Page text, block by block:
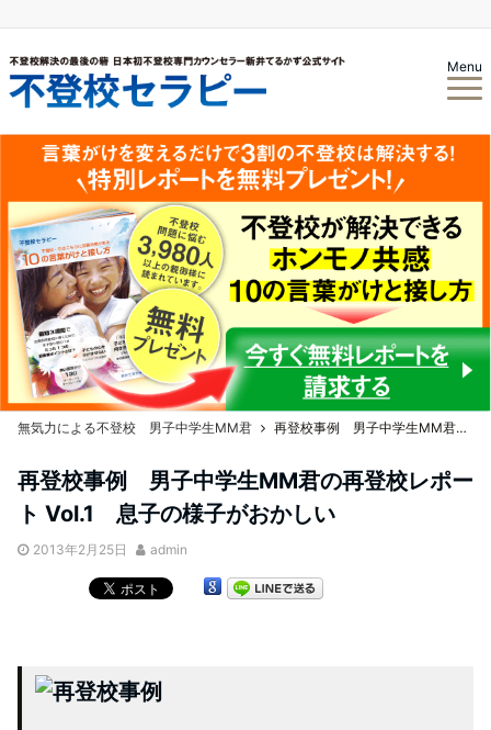
Menu
無気力による不登校 男子中学生MM君 再登校事例 男子中学生MM君の再登校レポート Vol.1 息子の様子がおかしい
再登校事例 男子中学生MM君の再登校レポー
ト Vol.1 息子の様子がおかしい
2013年2月25日 admin